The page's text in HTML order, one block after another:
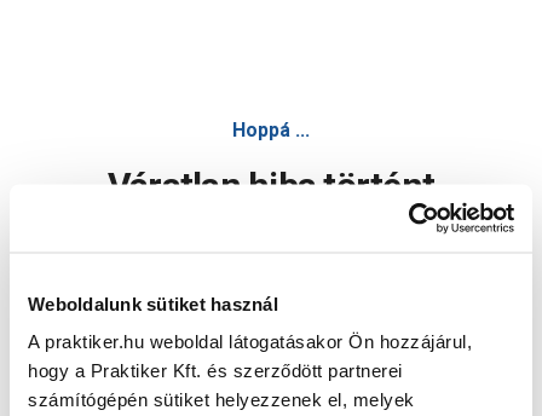
Weboldalunk sütiket használ
A praktiker.hu weboldal látogatásakor Ön hozzájárul,
hogy a Praktiker Kft. és szerződött partnerei
számítógépén sütiket helyezzenek el, melyek
Hoppá ...
Váratlan hiba történt
Oldal újratöltése